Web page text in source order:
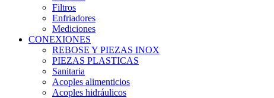
Filtros
Enfriadores
Mediciones
CONEXIONES
REBOSE Y PIEZAS INOX
PIEZAS PLASTICAS
Sanitaria
Acoples alimenticios
Acoples hidráulicos